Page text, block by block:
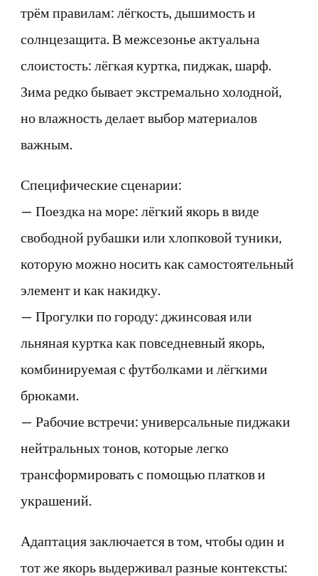
трём правилам: лёгкость, дышимость и
солнцезащита. В межсезонье актуальна
слоистость: лёгкая куртка, пиджак, шарф.
Зима редко бывает экстремально холодной,
но влажность делает выбор материалов
важным.
Специфические сценарии:
— Поездка на море: лёгкий якорь в виде
свободной рубашки или хлопковой туники,
которую можно носить как самостоятельный
элемент и как накидку.
— Прогулки по городу: джинсовая или
льняная куртка как повседневный якорь,
комбинируемая с футболками и лёгкими
брюками.
— Рабочие встречи: универсальные пиджаки
нейтральных тонов, которые легко
трансформировать с помощью платков и
украшений.
Адаптация заключается в том, чтобы один и
тот же якорь выдерживал разные контексты: